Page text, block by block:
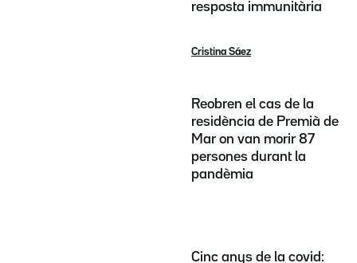
resposta immunitària
Cristina Sáez
Reobren el cas de la
residència de Premià de
Mar on van morir 87
persones durant la
pandèmia
Cinc anys de la covid: